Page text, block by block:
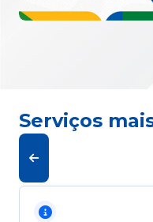
Serviços